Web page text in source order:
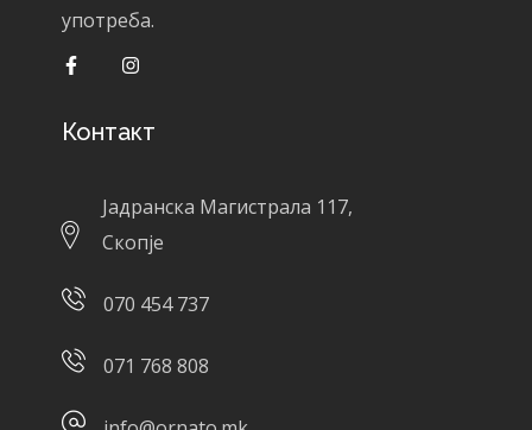
употреба.
Контакт
Јадранска Магистрала 117,
Скопје
070 454 737
071 768 808